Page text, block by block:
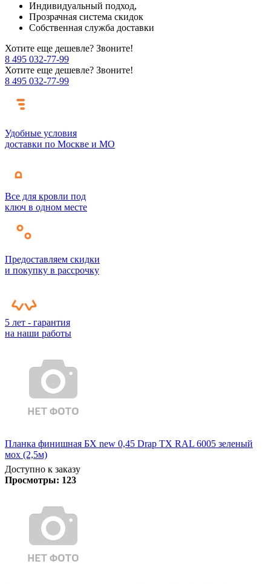
Индивидуальный подход,
Прозрачная система скидок
Собственная служба доставки
Хотите еще дешевле? Звоните!
8 495 032-77-99
Хотите еще дешевле? Звоните!
8 495 032-77-99
Удобные условия
доставки по Москве и МО
Все для кровли под
ключ в одном месте
Предоставляем скидки
и покупку в рассрочку
5 лет - гарантия
на наши работы
Планка финишная БХ new 0,45 Drap TX RAL 6005 зеленый
мох (2,5м)
Доступно к заказу
Просмотры: 123